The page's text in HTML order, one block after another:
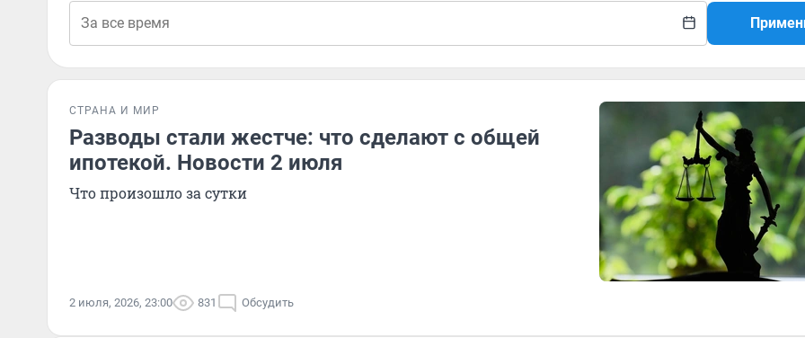
СТРАНА И МИР
Разводы стали жестче: что сделают с общей
ипотекой. Новости 2 июля
Что произошло за сутки
2 июля, 2026, 23:00 831 Обсудить